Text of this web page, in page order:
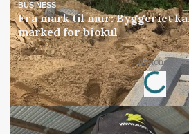
BUSINESS
Fra mark til mur: Byggeriet
marked for biokul
Annonce
Loading...